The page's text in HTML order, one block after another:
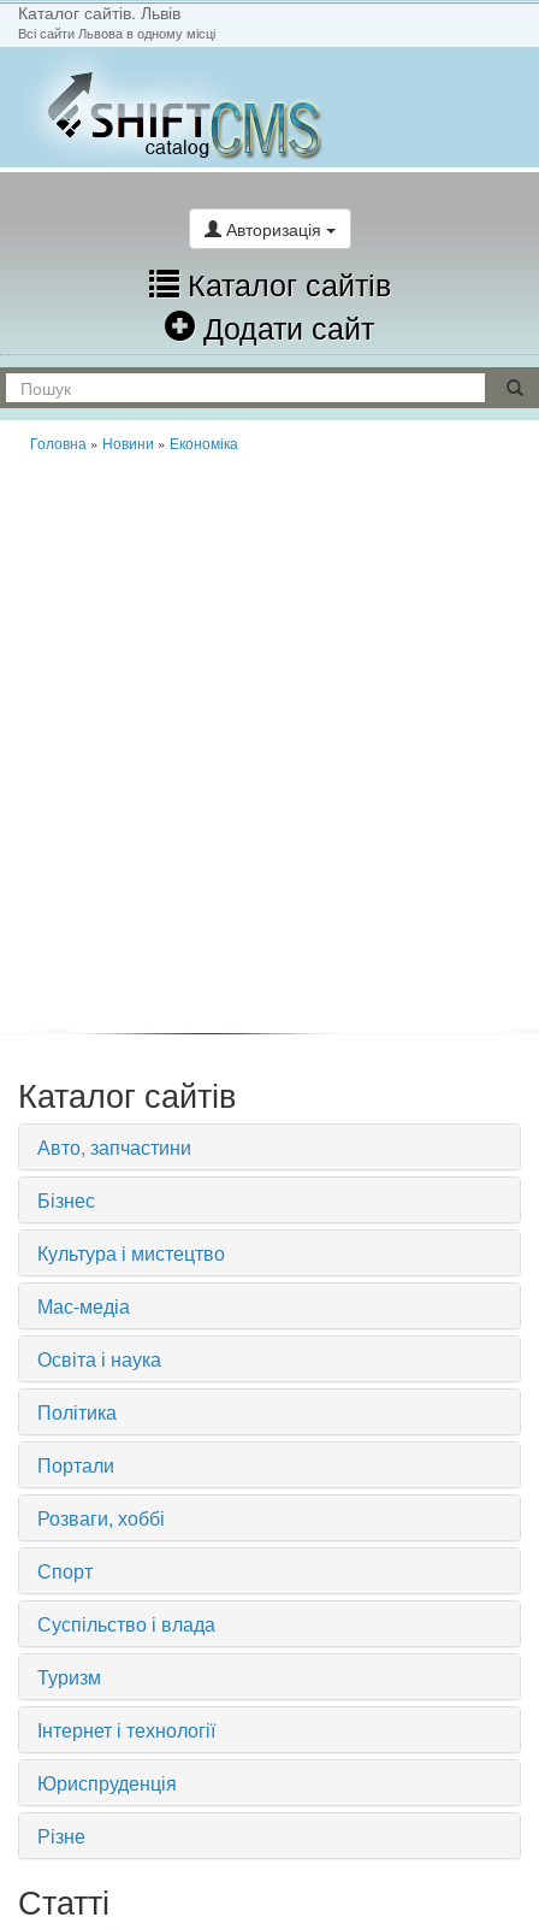
Каталог сайтів. Львів
Всі сайти Львова в одному місці
Авторизація
Каталог сайтів
Додати сайт
Головна » Новини » Економіка
Каталог сайтів
Авто, запчастини
Бізнес
Культура і мистецтво
Мас-медіа
Освіта і наука
Політика
Портали
Розваги, хоббі
Спорт
Суспільство і влада
Туризм
Інтернет і технології
Юриспруденція
Різне
Статті